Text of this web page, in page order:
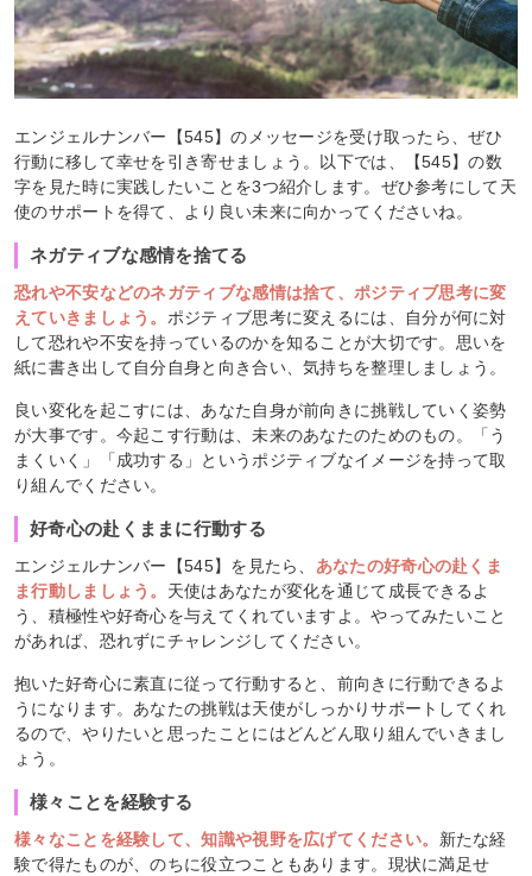
エンジェルナンバー【545】のメッセージを受け取ったら、ぜひ
行動に移して幸せを引き寄せましょう。以下では、【545】の数
字を見た時に実践したいことを3つ紹介します。ぜひ参考にして天
使のサポートを得て、より良い未来に向かってくださいね。
ネガティブな感情を捨てる
恐れや不安などのネガティブな感情は捨て、ポジティブ思考に変
えていきましょう。 ポジティブ思考に変えるには、自分が何に対
して恐れや不安を持っているのかを知ることが大切です。思いを
紙に書き出して自分自身と向き合い、気持ちを整理しましょう。
良い変化を起こすには、あなた自身が前向きに挑戦していく姿勢
が大事です。今起こす行動は、未来のあなたのためのもの。「う
まくいく」「成功する」というポジティブなイメージを持って取
り組んでください。
好奇心の赴くままに行動する
エンジェルナンバー【545】を見たら、 あなたの好奇心の赴くま
ま行動しましょう。 天使はあなたが変化を通じて成長できるよ
う、積極性や好奇心を与えてくれていますよ。やってみたいこと
があれば、恐れずにチャレンジしてください。
抱いた好奇心に素直に従って行動すると、前向きに行動できるよ
うになります。あなたの挑戦は天使がしっかりサポートしてくれ
るので、やりたいと思ったことにはどんどん取り組んでいきまし
ょう。
様々ことを経験する
様々なことを経験して、知識や視野を広げてください。 新たな経
験で得たものが、のちに役立つこともあります。現状に満足せ